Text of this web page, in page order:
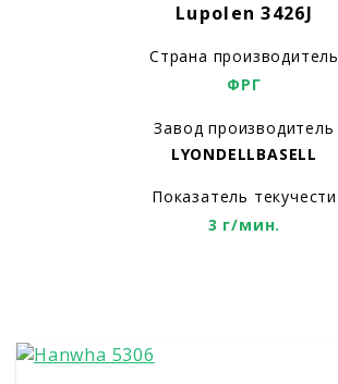
Lupolen 3426J
Страна производитель
ФРГ
Завод производитель
LYONDELLBASELL
Показатель текучести
3 г/мин.